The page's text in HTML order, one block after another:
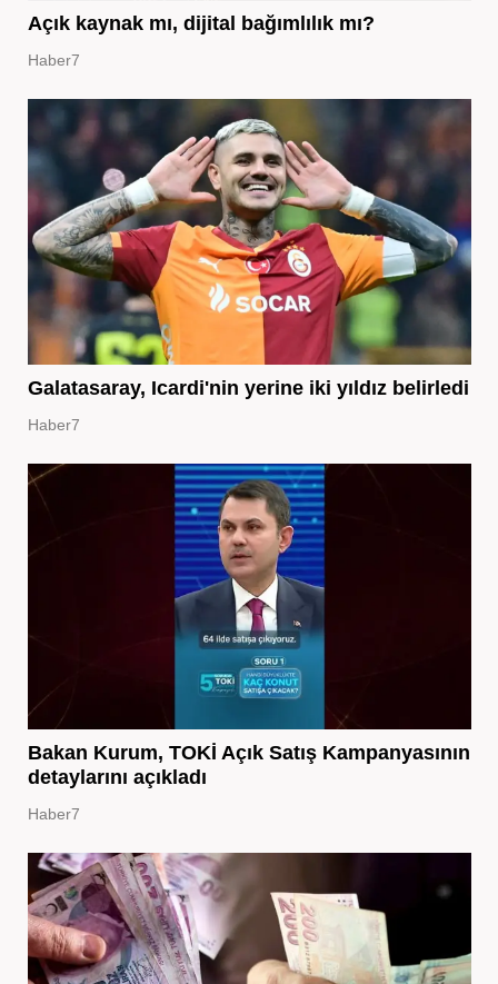
Açık kaynak mı, dijital bağımlılık mı?
Haber7
Galatasaray, Icardi'nin yerine iki yıldız belirledi
Haber7
Bakan Kurum, TOKİ Açık Satış Kampanyasının
detaylarını açıkladı
Haber7